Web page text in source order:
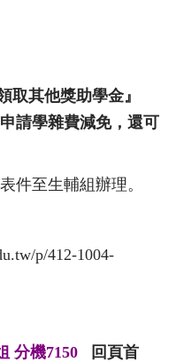
取其他獎助學金』
請學雜費減免，還可
件至生輔組辦理。
p/412-1004-
分機7150 回頁首